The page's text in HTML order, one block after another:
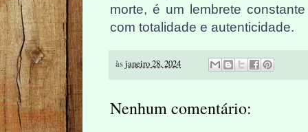
morte, é um lembrete
com totalidade e autenticidade.
àsjaneiro 28, 2024
Nenhum comentário: